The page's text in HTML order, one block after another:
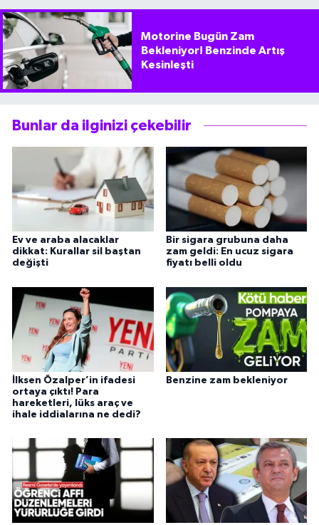
Motorine Bugün Zam
Bekleniyor! Benzinde Artış
Kesinleşti
Bunlar da ilginizi çekebilir
Ev ve araba alacaklar
dikkat: Kurallar sil baştan
değişti
Bir sigara grubuna daha
zam geldi: En ucuz sigara
fiyatı belli oldu
İlksen Özalper’in ifadesi
ortaya çıktı! Para
hareketleri, lüks araç ve
ihale iddialarına ne dedi?
Benzine zam bekleniyor